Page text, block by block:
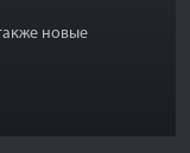
новые